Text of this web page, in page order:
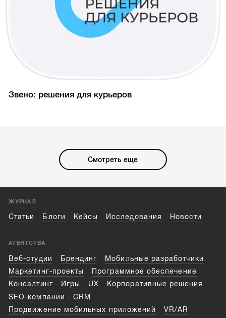
Звено: решения для курьеров
Смотреть еще
ЖУРНАЛ
Статьи Блоги Кейсы Исследования Новости
АГЕНТСТВА
Веб-студии Брендинг
Мобильные разработчики
Маркетинг-проекты
Программное обеспечение
Консалтинг
Игры UX
Корпоративные решения
SEO-компании
CRM
Продвижение мобильных приложений
VR/AR